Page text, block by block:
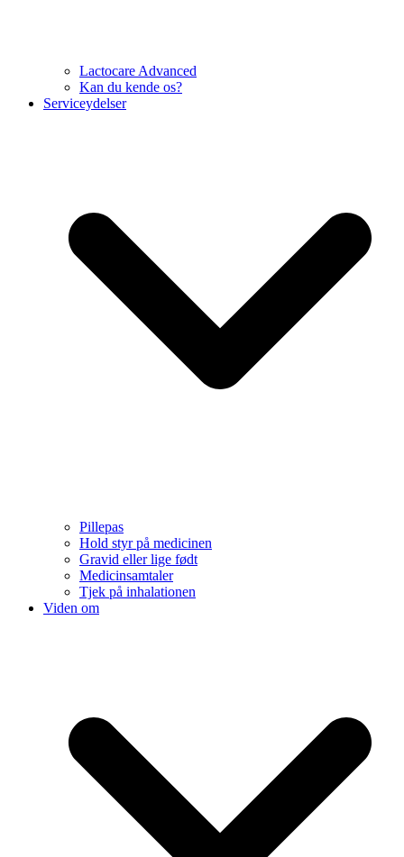
Lactocare Advanced
Kan du kende os?
Serviceydelser
Pillepas
Hold styr på medicinen
Gravid eller lige født
Medicinsamtaler
Tjek på inhalationen
Viden om